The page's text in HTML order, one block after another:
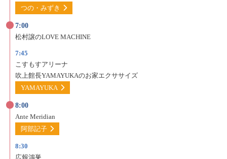
つの・みずき
7:00
松村譲のLOVE MACHINE
7:45
こすもすアリーナ
吹上館長YAMAYUKAのお家エクササイズ
YAMAYUKA
8:00
Ante Meridian
阿部記子
8:30
広報鴻巣